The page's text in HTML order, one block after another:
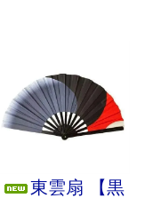
東雲扇 【黒